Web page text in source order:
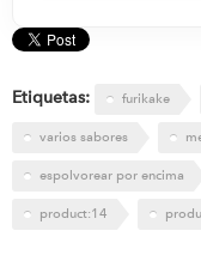
Etiquetas: furikake
varios sabores
espolvorear por encima
product:14